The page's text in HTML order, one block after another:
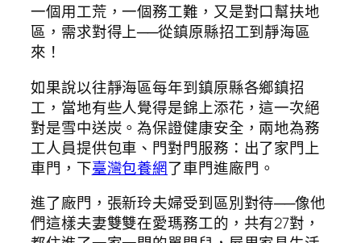
一個用工荒，一個務工難，又是對口幫扶地
區，需求對得上──從鎮原縣招工到靜海區
來！
如果說以往靜海區每年到鎮原縣各鄉鎮招
工，當地有些人覺得是錦上添花，這一次絕
對是雪中送炭。為保證健康安全，兩地為務
工人員提供包車、門對門服務：出了家門上
車門，下臺灣包養網了車門進廠門。
進了廠門，張新玲夫婦受到區別對待──像他
們這樣夫妻雙雙在愛瑪務工的，共有27對，